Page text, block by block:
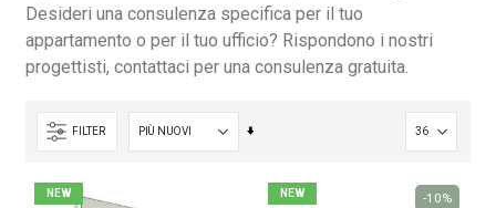
Desideri una consulenza specifica per il tuo
appartamento o per il tuo ufficio? Rispondono i nostri
progettisti, contattaci per una consulenza gratuita.
FILTER
Imposta
crescente
NEW NEW -10%